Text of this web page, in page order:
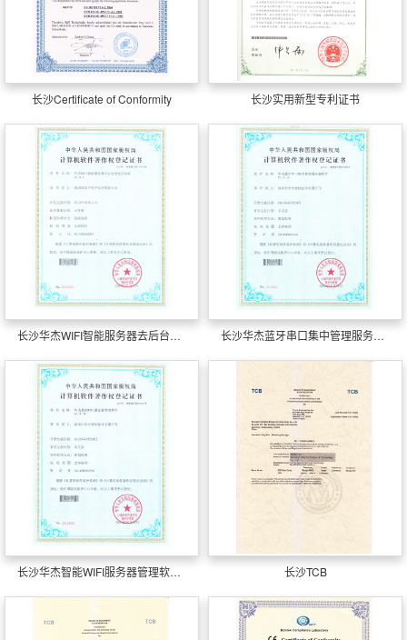
长沙Certificate of Conformity 长沙实用新型专利证书
长沙华杰WIFI智能服务器去后台管理系软件 长沙华杰蓝牙串口集中管理服务踌躇软件
长沙华杰智能WIFI服务器管理软件V1.0.36 长沙TCB